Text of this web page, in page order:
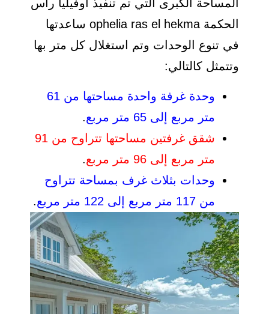
المساحة الكبرى التي تم تنفيذ اوفيليا راس
الحكمة ophelia ras el hekma ساعدتها
في تنوع الوحدات وتم استغلال كل متر بها
وتتمثل كالتالي:
وحدة غرفة واحدة مساحتها من 61
متر مربع إلى 65 متر مربع
.
شقق غرفتين مساحتها تتراوح من 91
متر مربع إلى 96 متر مربع
.
وحدات بثلاث غرف بمساحة تتراوح
من 117 متر مربع إلى 122 متر مربع
.